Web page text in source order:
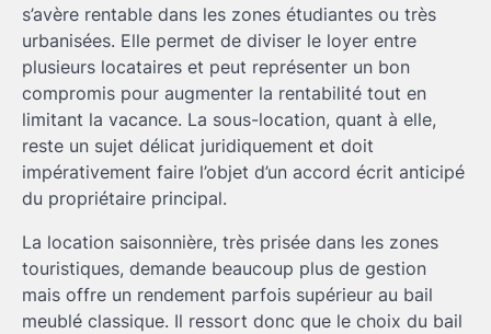
s’avère rentable dans les zones étudiantes ou très
urbanisées. Elle permet de diviser le loyer entre
plusieurs locataires et peut représenter un bon
compromis pour augmenter la rentabilité tout en
limitant la vacance. La sous-location, quant à elle,
reste un sujet délicat juridiquement et doit
impérativement faire l’objet d’un accord écrit anticipé
du propriétaire principal.
La location saisonnière, très prisée dans les zones
touristiques, demande beaucoup plus de gestion
mais offre un rendement parfois supérieur au bail
meublé classique. Il ressort donc que le choix du bail